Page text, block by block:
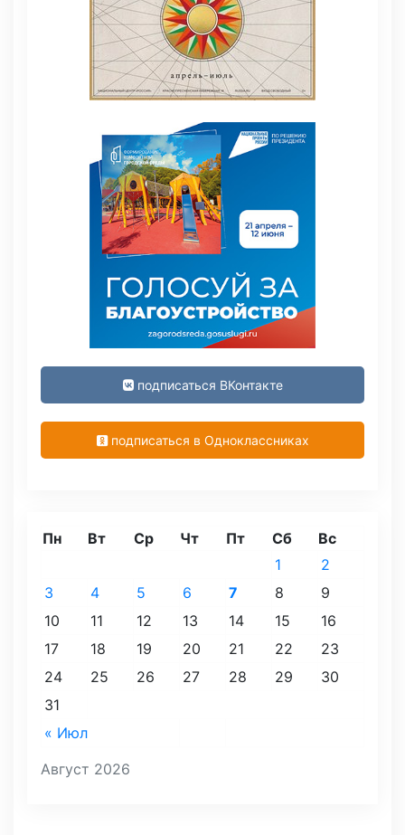
подписаться ВКонтакте
подписаться в Одноклассниках
Август 2026
Пн Вт Ср Чт Пт Сб Вс
« Июл
1
2
3
4 5 6 7 8
9
10
11 12 13 14 15
16
17
18 19 20 21 22
23
24
25 26 27 28 29
30
31